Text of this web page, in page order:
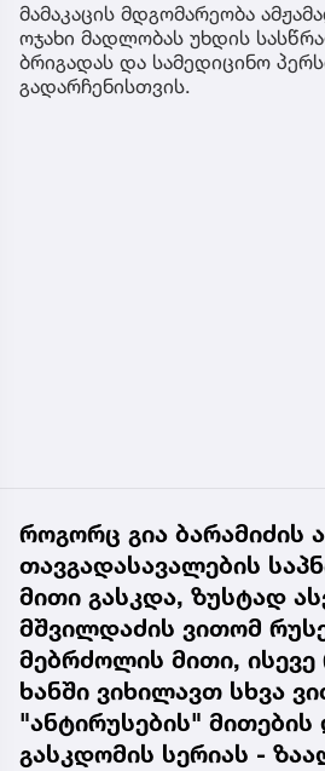
მამაკაცის მდგომარეობა
ოჯახი მადლობას უხდის
ბრიგადას და სამედიცინო
გადარჩენისთვის.
როგორც გია ბარამიძის
თავგადასავალების
მითი გასკდა, ზუსტად
მშვილდაძის ვითომ
მებრძოლის მითი,
ხანში ვიხილავთ სხვა
"ანტირუსების" მითების
გასკდომის სერიას -